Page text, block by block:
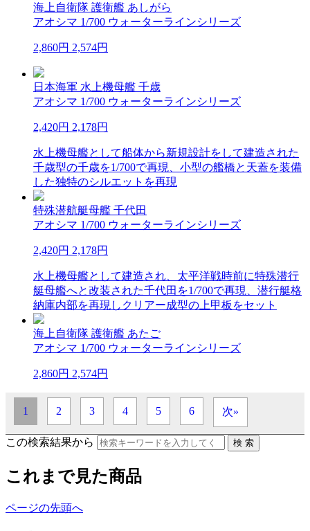
海上自衛隊 護衛艦 あしがら
アオシマ 1/700 ウォーターラインシリーズ
2,860円 2,574円
日本海軍 水上機母艦 千歳
アオシマ 1/700 ウォーターラインシリーズ
2,420円 2,178円
水上機母艦として船体から新規設計をして建造された
千歳型の千歳を1/700で再現、小型の艦橋と天蓋を装備
した独特のシルエットを再現
特殊潜航艇母艦 千代田
アオシマ 1/700 ウォーターラインシリーズ
2,420円 2,178円
水上機母艦として建造され、太平洋戦時前に特殊潜行
艇母艦へと改装された千代田を1/700で再現、潜行艇格
納庫内部を再現しクリアー成型の上甲板をセット
海上自衛隊 護衛艦 あたご
アオシマ 1/700 ウォーターラインシリーズ
2,860円 2,574円
1 2 3 4 5 6 次»
この検索結果から
これまで見た商品
ページの先頭へ